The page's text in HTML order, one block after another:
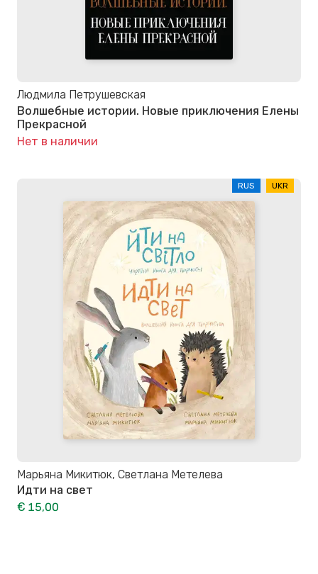
Людмила Петрушевская
Волшебные истории. Новые приключения Елены
Прекрасной
Нет в наличии
RUS UKR
Марьяна Микитюк, Светлана Метелева
Идти на свет
€ 15,00